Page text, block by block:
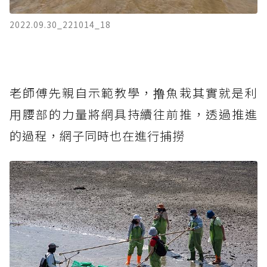
2022.09.30_221014_18
老師傅先親自示範教學，撸魚栽其實就是利
用腰部的力量將網具持續往前推，透過推進
的過程，網子同時也在進行捕撈